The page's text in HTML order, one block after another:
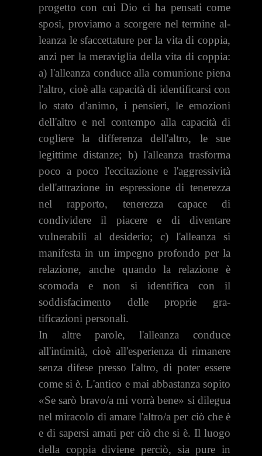
progetto con cui Dio ci ha pensati come
sposi, proviamo a scorgere nel termine al­
leanza le sfaccettature per la vita di coppia,
anzi per la meraviglia della vita di coppia:
a) l'alleanza conduce al­la comunione piena
l'altro, cioè alla capacità di identificarsi con
lo stato d'animo, i pensieri, le emozioni
dell'altro e nel contempo alla capacità di
cogliere la differenza dell'altro, le sue
legittime distanze; b) l'alleanza trasfor­ma
poco a poco l'eccitazione e l'aggressività
dell'attrazione in espressione di tenerezza
nel rapporto, tenerezza capace di
condividere il piacere e di diventare
vulnerabili al desi­derio; c) l'alleanza si
manifesta in un impegno profondo per la
relazione, anche quando la relazione è
scomoda e non si identifica con il
soddisfacimento delle proprie gra­
tificazioni personali.
In altre parole, l'alleanza conduce
all'intimità, cioè al­l'esperienza di rimanere
senza difese presso l'altro, di po­ter essere
come si è. L'antico e mai abbastanza sopito
«Se sarò bravo/a mi vorrà bene» si dilegua
nel miracolo di amare l'altro/a per ciò che è
e di sapersi amati per ciò che si è. Il luogo
della coppia diviene perciò, sia pure in